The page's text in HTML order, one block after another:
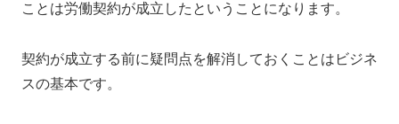
ことは労働契約が成立したということになります。
契約が成立する前に疑問点を解消しておくことはビジネ
スの基本です。